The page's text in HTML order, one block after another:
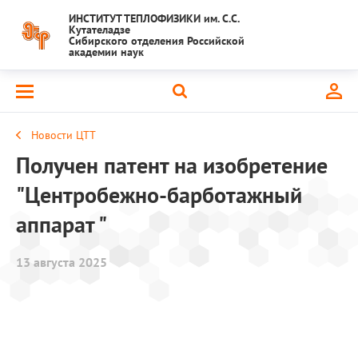
ИНСТИТУТ ТЕПЛОФИЗИКИ им. С.С.
Кутателадзе
Сибирского отделения Российской
академии наук
Новости ЦТТ
Получен патент на изобретение
"Центробежно-барботажный
аппарат "
13 августа 2025